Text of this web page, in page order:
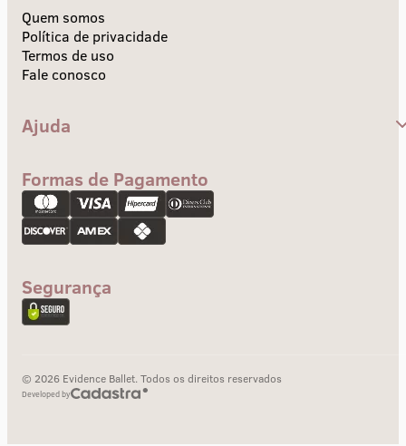
Quem somos
Política de privacidade
Termos de uso
Fale conosco
Ajuda
Troca e devolução
Pagamento
Formas de Pagamento
Segurança
© 2026 Evidence Ballet. Todos os direitos reservados
Developed by